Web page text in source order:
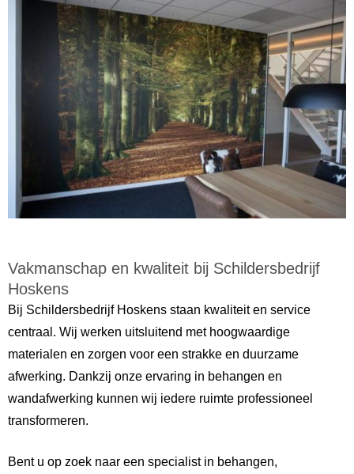
Vakmanschap en kwaliteit bij Schildersbedrijf
Hoskens
Bij Schildersbedrijf Hoskens staan kwaliteit en service
centraal. Wij werken uitsluitend met hoogwaardige
materialen en zorgen voor een strakke en duurzame
afwerking. Dankzij onze ervaring in behangen en
wandafwerking kunnen wij iedere ruimte professioneel
transformeren.
Bent u op zoek naar een specialist in behangen,